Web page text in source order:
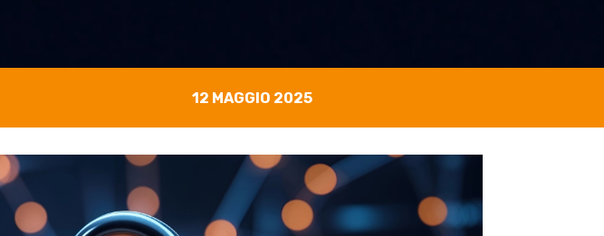
12 MAGGIO 2025